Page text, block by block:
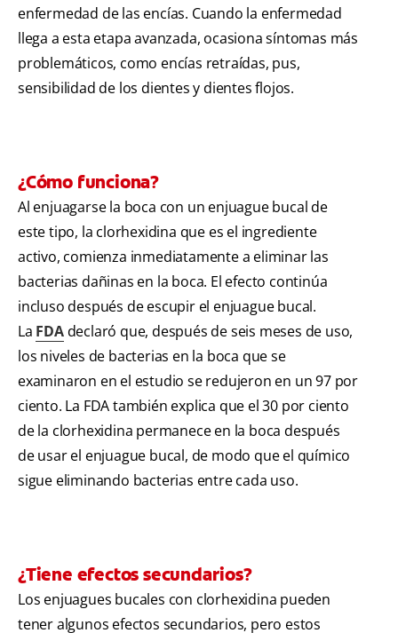
enfermedad de las encías. Cuando la enfermedad
llega a esta etapa avanzada, ocasiona síntomas más
problemáticos, como encías retraídas, pus,
sensibilidad de los dientes y dientes flojos.
¿Cómo funciona?
Al enjuagarse la boca con un enjuague bucal de
este tipo, la clorhexidina que es el ingrediente
activo, comienza inmediatamente a eliminar las
bacterias dañinas en la boca. El efecto continúa
incluso después de escupir el enjuague bucal.
La FDAdeclaró que, después de seis meses de uso,
los niveles de bacterias en la boca que se
examinaron en el estudio se redujeron en un 97 por
ciento. La FDA también explica que el 30 por ciento
de la clorhexidina permanece en la boca después
de usar el enjuague bucal, de modo que el químico
sigue eliminando bacterias entre cada uso.
¿Tiene efectos secundarios?
Los enjuagues bucales con clorhexidina pueden
tener algunos efectos secundarios, pero estos